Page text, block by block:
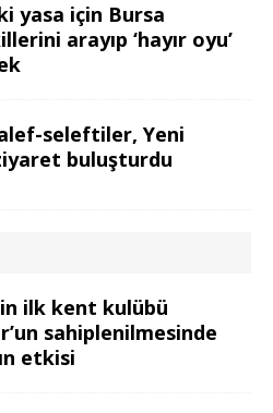
yasa için Bursa
arayıp ‘hayır oyu’
seleftiler, Yeni
buluşturdu
ilk kent kulübü
sahiplenilmesinde
etkisi